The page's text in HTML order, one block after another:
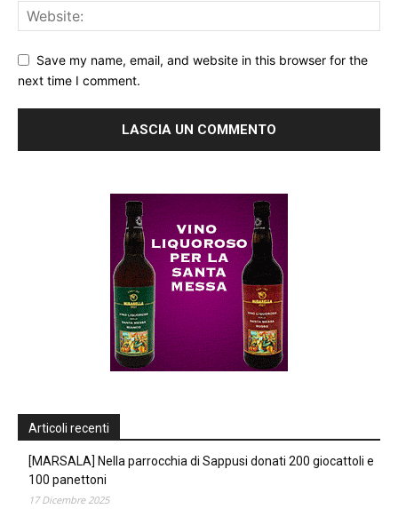
Save my name, email, and website in this browser for the
next time I comment.
Articoli recenti
[MARSALA] Nella parrocchia di Sappusi donati 200 giocattoli e
100 panettoni
17 Dicembre 2025